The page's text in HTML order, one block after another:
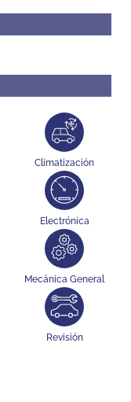
Climatización
Electrónica
Mecánica General
Revisión